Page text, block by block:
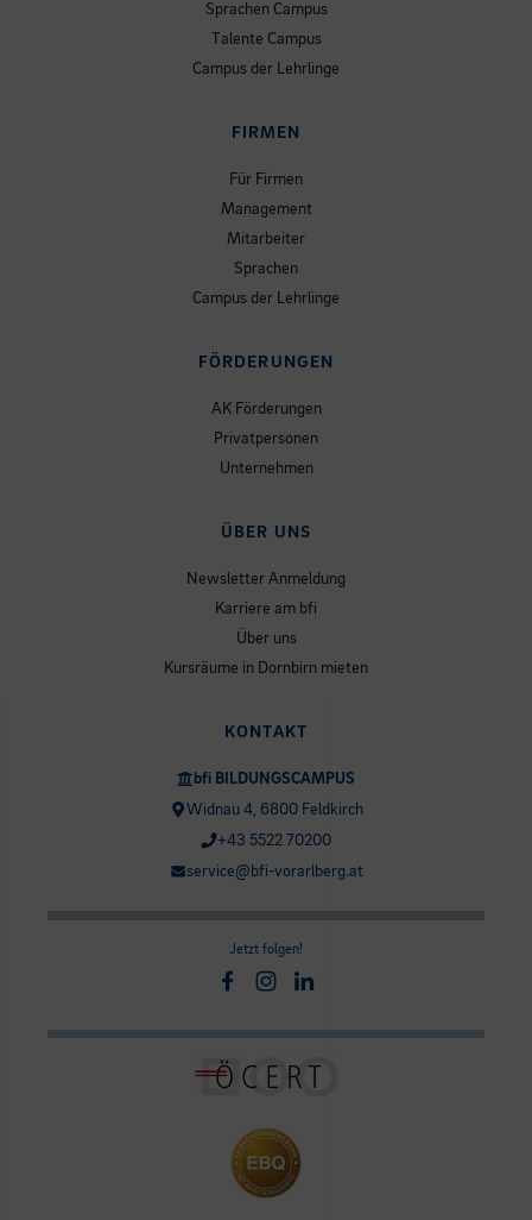
Sprachen Campus
Talente Campus
Campus der Lehrlinge
FIRMEN
Für Firmen
Management
Mitarbeiter
Sprachen
Campus der Lehrlinge
FÖRDERUNGEN
AK Förderungen
Privatpersonen
Unternehmen
ÜBER UNS
Newsletter Anmeldung
Karriere am bfi
Über uns
Kursräume in Dornbirn mieten
KONTAKT
bfi BILDUNGSCAMPUS
Widnau 4, 6800 Feldkirch
+43 5522 70200
service@bfi-vorarlberg.at
Jetzt folgen!
Facebook
Instagram
Linkedin